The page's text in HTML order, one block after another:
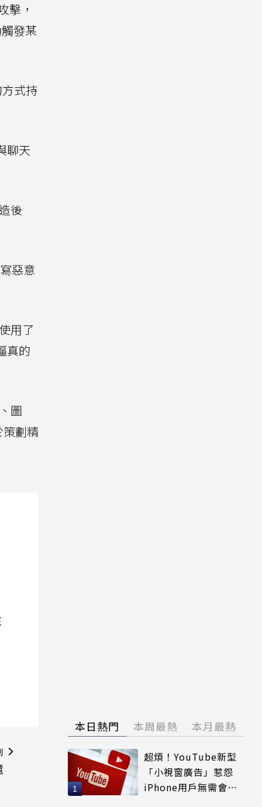
擊，
發某
式持
聊天
後
惡意
用了
真的
圖
劃精
本日熱門 本周最熱 本月最熱
超煩！YouTube新型
「小視窗廣告」惹怨
iPhone用戶無需會員